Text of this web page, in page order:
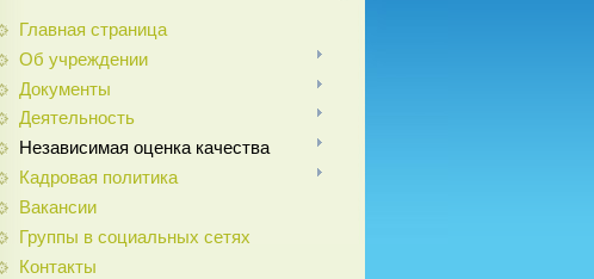
Главная страница
Об учреждении
Документы
Деятельность
Независимая оценка качества
Кадровая политика
Вакансии
Группы в социальных сетях
Контакты